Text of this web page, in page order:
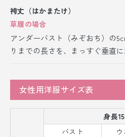
袴丈（はかまたけ）
草履の場合
アンダーバスト（みぞおち）の
りまでの長さを、まっすぐ垂直に
女性用洋服サイズ表
身長
バスト